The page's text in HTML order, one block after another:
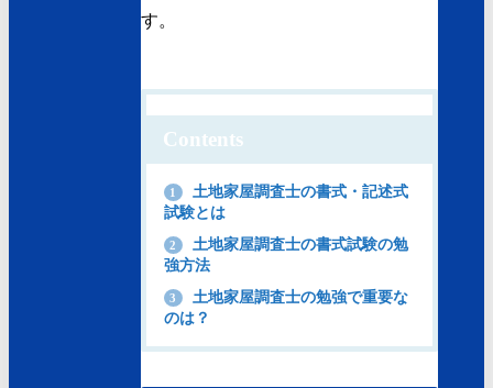
す。
Contents
1
土地家屋調査士の書式・記述式
試験とは
2
土地家屋調査士の書式試験の勉
強方法
3
土地家屋調査士の勉強で重要な
のは？